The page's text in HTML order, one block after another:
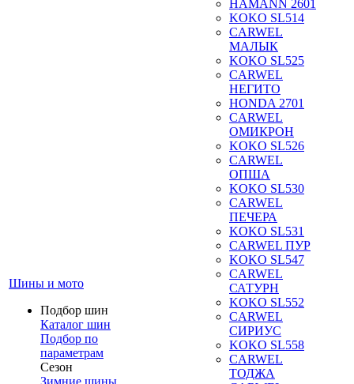
Шины и мото
Подбор шин
Каталог шин
Подбор по
параметрам
Сезон
Зимние шины
HAMANN 2601
KOKO SL514
CARWEL
МАЛЫК
KOKO SL525
CARWEL
НЕГИТО
HONDA 2701
CARWEL
ОМИКРОН
KOKO SL526
CARWEL
ОПША
KOKO SL530
CARWEL
ПЕЧЕРА
KOKO SL531
CARWEL ПУР
KOKO SL547
CARWEL
САТУРН
KOKO SL552
CARWEL
СИРИУС
KOKO SL558
CARWEL
ТОДЖА